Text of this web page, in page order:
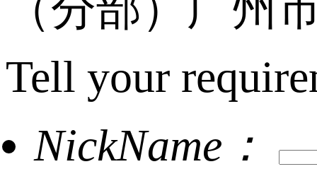
Tell your
NickName：